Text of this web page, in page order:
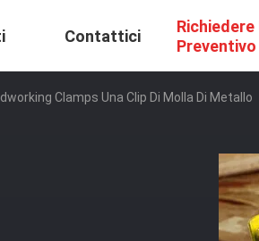
Contattici
Richiedere
Preventivo
Clamps Una Clip Di Molla Di Metallo